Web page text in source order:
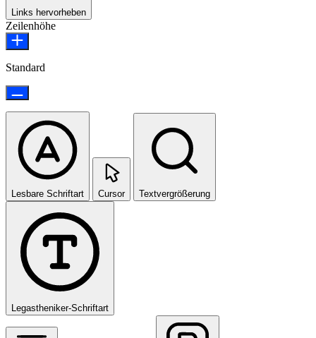
Links hervorheben
Zeilenhöhe
Standard
Lesbare Schriftart Cursor Textvergrößerung
Legastheniker-Schriftart